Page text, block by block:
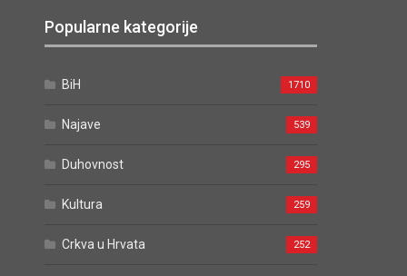
Popularne kategorije
BiH 1710
Najave 539
Duhovnost 295
Kultura 259
Crkva u Hrvata 252